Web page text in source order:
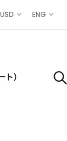
USD ENG
）